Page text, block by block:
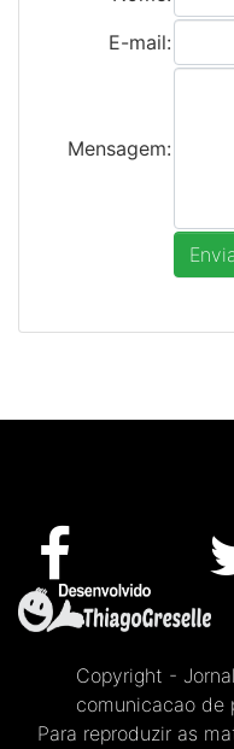
E-mail:
Mensagem:
Copyright -
comunicacao de
Para reproduzir as